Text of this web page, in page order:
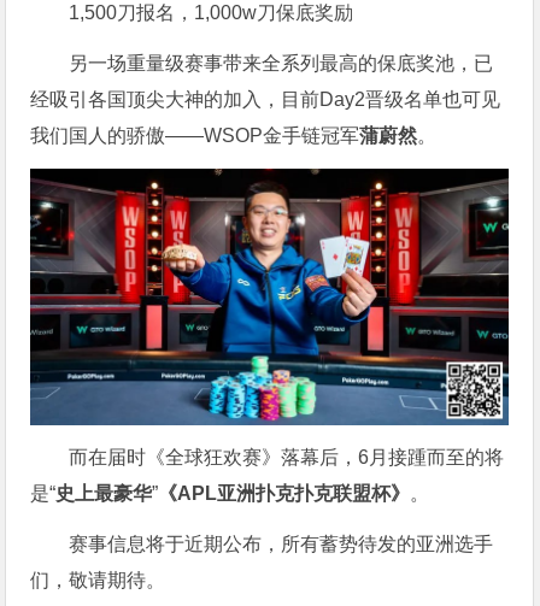
1,500刀报名，1,000w刀保底奖励
另一场重量级赛事带来全系列最高的保底奖池，已
经吸引各国顶尖大神的加入，目前Day2晋级名单也可见
我们国人的骄傲——WSOP金手链冠军蒲蔚然。
而在届时《全球狂欢赛》落幕后，6月接踵而至的将
是“史上最豪华” 《APL亚洲扑克扑克联盟杯》 。
赛事信息将于近期公布，所有蓄势待发的亚洲选手
们，敬请期待。